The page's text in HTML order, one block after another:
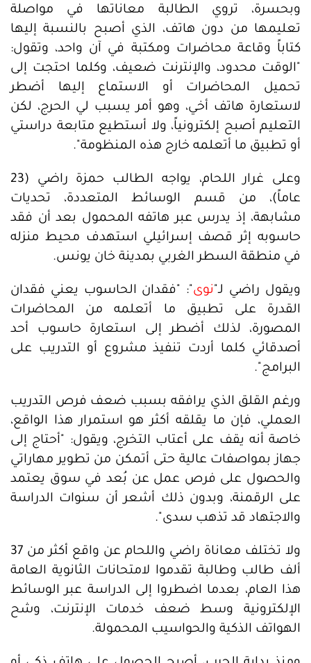
وبحسرة، تروي الطالبة معاناتها في مواصلة
تعليمها من دون هاتف، الذي أصبح بالنسبة إليها
كتاباً وقاعة محاضرات ومكتبة في آن واحد، وتقول:
"الوقت محدود، والإنترنت ضعيف، وكلما احتجت إلى
تحميل المحاضرات أو الاستماع إليها أضطر
لاستعارة هاتف أخي، وهو أمر يسبب لي الحرج، لكن
التعليم أصبح إلكترونياً، ولا أستطيع متابعة دراستي
أو تطبيق ما أتعلمه خارج هذه المنظومة".
وعلى غرار اللحام، يواجه الطالب حمزة راضي (23
عاماً)، من قسم الوسائط المتعددة، تحديات
مشابهة، إذ يدرس عبر هاتفه المحمول بعد أن فقد
حاسوبه إثر قصف إسرائيلي استهدف محيط منزله
في منطقة السطر الغربي بمدينة خان يونس.
ويقول راضي لـ" نوى ": "فقدان الحاسوب يعني فقدان
القدرة على تطبيق ما أتعلمه من المحاضرات
المصورة، لذلك أضطر إلى استعارة حاسوب أحد
أصدقائي كلما أردت تنفيذ مشروع أو التدريب على
البرامج".
ورغم القلق الذي يرافقه بسبب ضعف فرص التدريب
العملي، فإن ما يقلقه أكثر هو استمرار هذا الواقع،
خاصة أنه يقف على أعتاب التخرج، ويقول: "أحتاج إلى
جهاز بمواصفات عالية حتى أتمكن من تطوير مهاراتي
والحصول على فرص عمل عن بُعد في سوق يعتمد
على الرقمنة، وبدون ذلك أشعر أن سنوات الدراسة
والاجتهاد قد تذهب سدى".
ولا تختلف معاناة راضي واللحام عن واقع أكثر من 37
ألف طالب وطالبة تقدموا لامتحانات الثانوية العامة
هذا العام، بعدما اضطروا إلى الدراسة عبر الوسائط
الإلكترونية وسط ضعف خدمات الإنترنت، وشح
الهواتف الذكية والحواسيب المحمولة.